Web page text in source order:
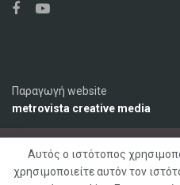
Παραγωγή website
metrovista creative media
Ο Σταθμός Διαφήμιση
Πολιτική Απορρήτου
Αυτός ο ιστότοπος
χρησιμοποιείτε αυτόν τον